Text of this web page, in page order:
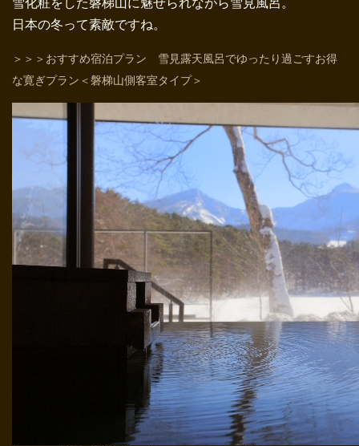
日本の冬って素敵ですね。
＞＞＞おすすめ宿泊プラン 雪見露天風呂でゆったり過ごすお得
な寛ぎプラン＜磐梯山側客室タイプ＞